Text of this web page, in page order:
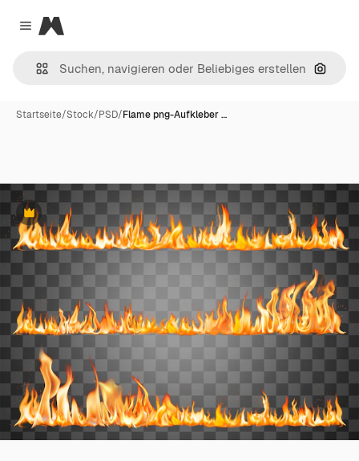
Close menu
Magnific
Nach
Startseite/Stock/PSD/Flame png-Aufkleber …
Premium